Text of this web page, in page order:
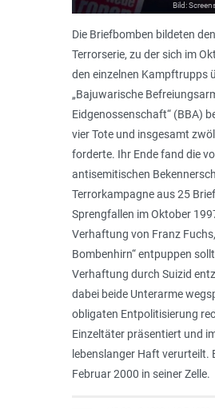
Bild:
Die Briefbomben bildeten
Terrorserie, zu der sich im
den einzelnen Kampftrupps
„Bajuwarische
Eidgenossenschaft“ (BBA)
vier Tote und insgesamt
forderte. Ihr Ende fand die
antisemitischen
Terrorkampagne aus 25
Sprengfallen im Oktober
Verhaftung von Franz
Bombenhirn“ entpuppen
Verhaftung durch Suizid
dabei beide Unterarme
obligaten Entpolitisierung
Einzeltäter präsentiert und
lebenslanger Haft verurteilt.
Februar 2000 in seiner Zelle.